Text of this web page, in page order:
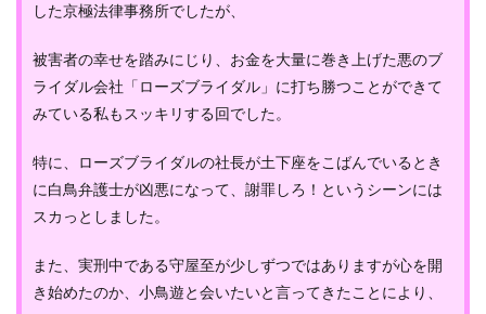
した京極法律事務所でしたが、
被害者の幸せを踏みにじり、お金を大量に巻き上げた悪のブ
ライダル会社「ローズブライダル」に打ち勝つことができて
みている私もスッキリする回でした。
特に、ローズブライダルの社長が土下座をこばんでいるとき
に白鳥弁護士が凶悪になって、謝罪しろ！というシーンには
スカっとしました。
また、実刑中である守屋至が少しずつではありますが心を開
き始めたのか、小鳥遊と会いたいと言ってきたことにより、